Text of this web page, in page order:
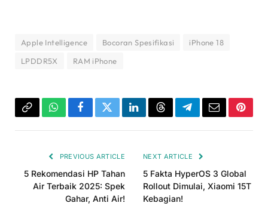
Apple Intelligence Bocoran Spesifikasi
iPhone 18
LPDDR5X
RAM iPhone
Copy WhatsAppFacebookTwitterLinkedInThreadsTelegramEmail
PREVIOUS ARTICLE
5 Rekomendasi HP Tahan
Air Terbaik 2025: Spek
Gahar, Anti Air!
NEXT ARTICLE
5 Fakta HyperOS 3 Global
Rollout Dimulai, Xiaomi 15T
Kebagian!